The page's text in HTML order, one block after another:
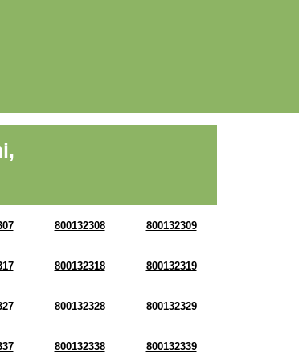
800132308 800132309
800132318 800132319
800132328 800132329
800132338 800132339